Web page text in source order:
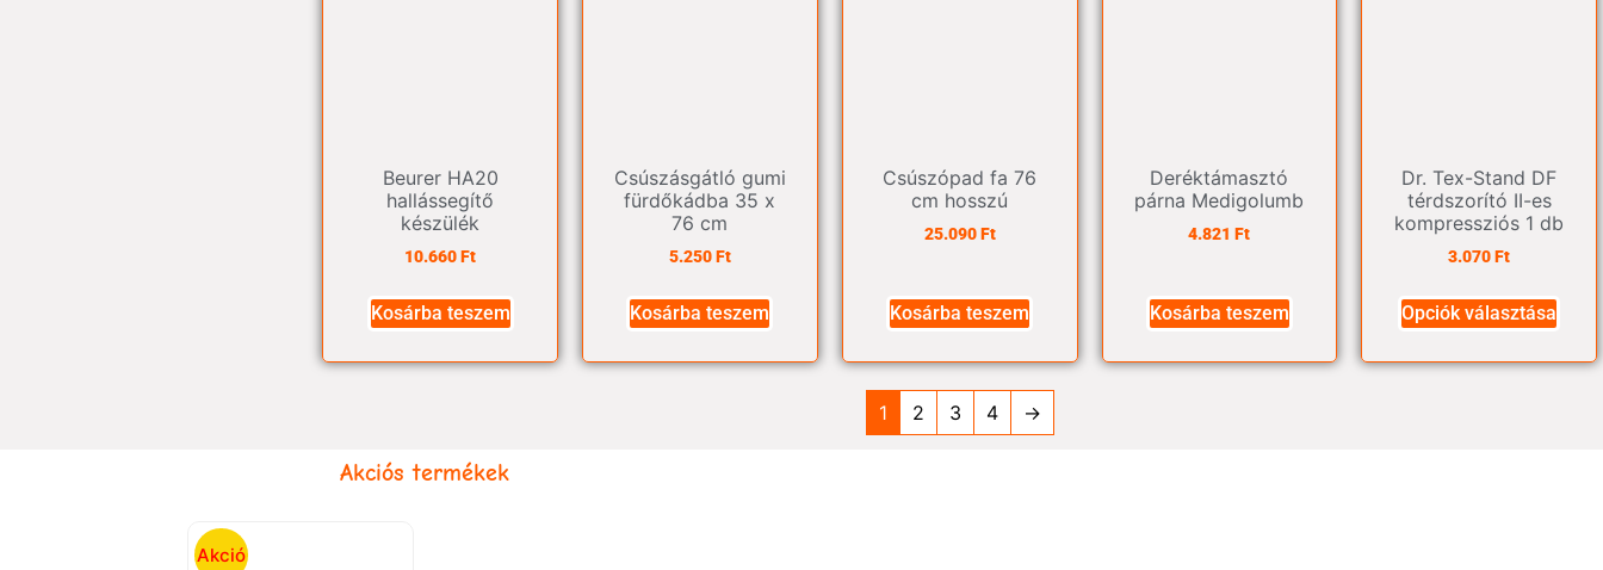
Beurer HA20
hallássegítő
készülék
10.660Ft
Kosárba teszem
Csúszásgátló gumi
fürdőkádba 35 x
76 cm
5.250Ft
Kosárba teszem
Csúszópad fa 76
cm hosszú
25.090Ft
Kosárba teszem
Deréktámasztó
párna Medigolumb
4.821Ft
Kosárba teszem
Dr. Tex-Stand DF
térdszorító II-es
kompressziós 1 db
3.070Ft
Opciók választása
1 2 3 4 →
Akciós termékek
Akció